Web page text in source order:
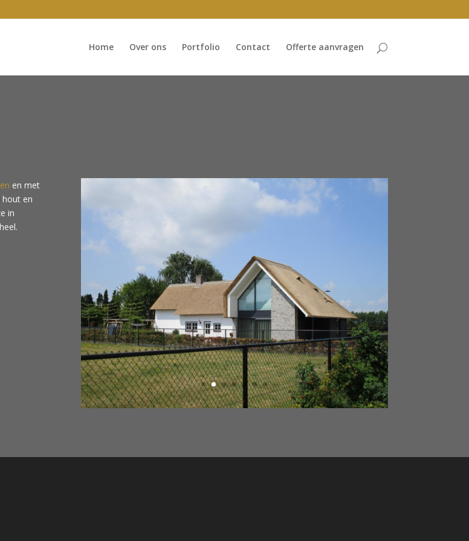
Home Over ons Portfolio Contact Offerte aanvragen
en met
hout en
in